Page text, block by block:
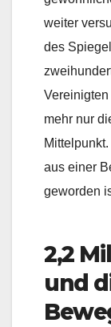
weiter
des
mehr nur
aus einer
geworden
2,2
und